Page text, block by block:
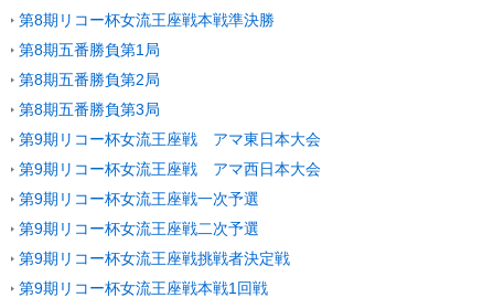
第8期リコー杯女流王座戦本戦準決勝
第8期五番勝負第1局
第8期五番勝負第2局
第8期五番勝負第3局
第9期リコー杯女流王座戦 アマ東日本大会
第9期リコー杯女流王座戦 アマ西日本大会
第9期リコー杯女流王座戦一次予選
第9期リコー杯女流王座戦二次予選
第9期リコー杯女流王座戦挑戦者決定戦
第9期リコー杯女流王座戦本戦1回戦